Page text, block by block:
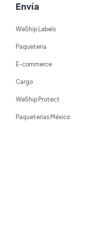
Envía
WeShip Labels
Paqueteria
E-commerce
Cargo
WeShip Protect
Paqueterías México